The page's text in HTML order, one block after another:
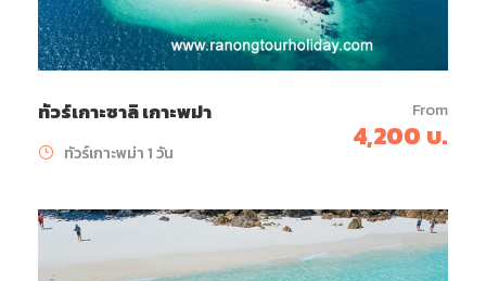
ทัวร์เกาะซาลิ เกาะพม่า From
4,200 บ.
ทัวร์เกาะพม่า 1 วัน